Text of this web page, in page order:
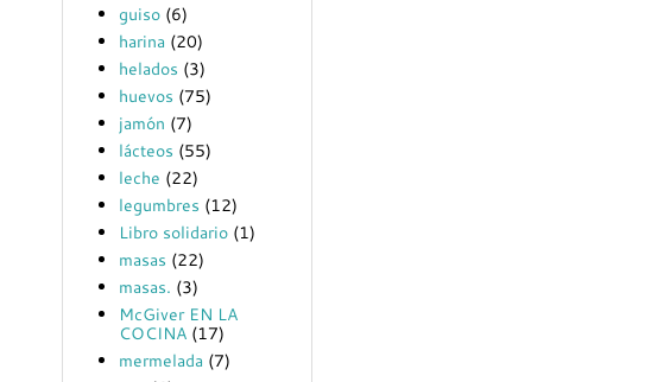
guiso (6)
harina (20)
helados (3)
huevos (75)
jamón (7)
lácteos (55)
leche (22)
legumbres (12)
Libro solidario (1)
masas (22)
masas. (3)
McGiver EN LA
COCINA (17)
mermelada (7)